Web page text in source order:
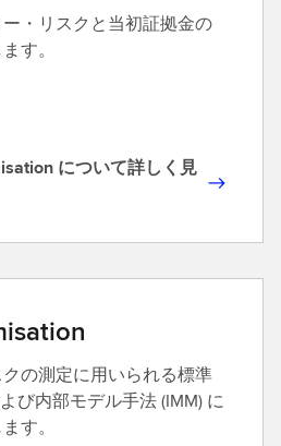
・リスクと当初証拠金の
す。
について詳しく見
の測定に用いられる標準
び内部モデル手法 (IMM) に
す。